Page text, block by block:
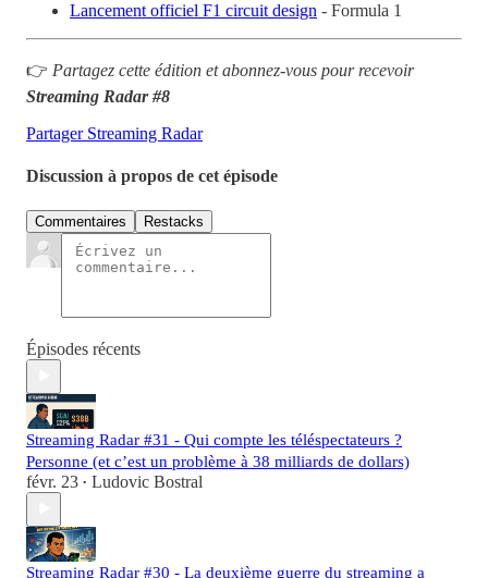
Lancement officiel F1 circuit design - Formula 1
👉 Partagez cette édition et abonnez-vous pour recevoir
Streaming Radar #8
Partager Streaming Radar
Discussion à propos de cet épisode
Commentaires Restacks
Épisodes récents
Streaming Radar #31 - Qui compte les téléspectateurs ?
Personne (et c’est un problème à 38 milliards de dollars)
févr. 23 • Ludovic Bostral
Streaming Radar #30 - La deuxième guerre du streaming a